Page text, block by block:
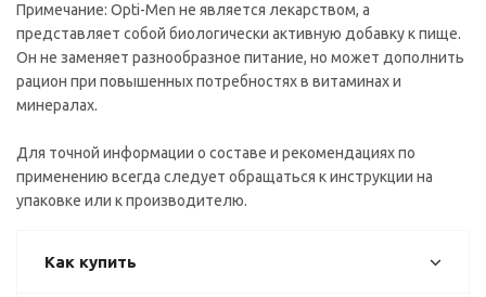
Примечание: Opti-Men не является лекарством, а
представляет собой биологически активную добавку к пище.
Он не заменяет разнообразное питание, но может дополнить
рацион при повышенных потребностях в витаминах и
минералах.
Для точной информации о составе и рекомендациях по
применению всегда следует обращаться к инструкции на
упаковке или к производителю.
Как купить